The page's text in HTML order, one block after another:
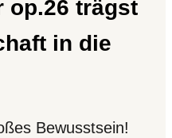
op.26 trägst
in die
Bewusstsein!